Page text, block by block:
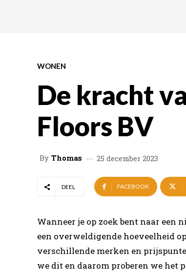
WONEN
De kracht
Floors BV
By Thomas 25 december 2023
DEEL FACEBOOK
Wanneer je op zoek bent naar een
een overweldigende hoeveelheid
verschillende merken en
we dit en daarom proberen we het